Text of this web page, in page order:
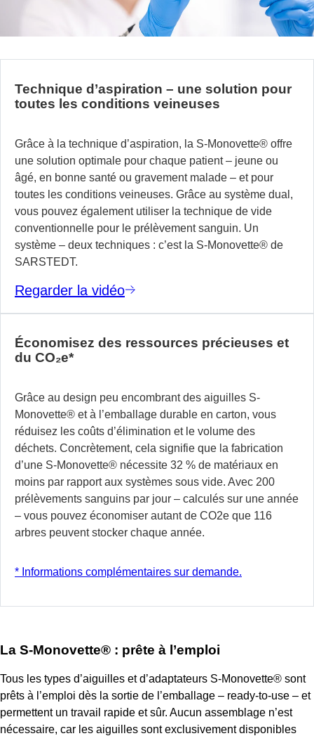
Technique d’aspiration – une solution pour
toutes les conditions veineuses
Grâce à la technique d’aspiration, la S-Monovette® offre
une solution optimale pour chaque patient – jeune ou
âgé, en bonne santé ou gravement malade – et pour
toutes les conditions veineuses. Grâce au système dual,
vous pouvez également utiliser la technique de vide
conventionnelle pour le prélèvement sanguin. Un
système – deux techniques : c’est la S-Monovette® de
SARSTEDT.
Regarder la vidéo
Économisez des ressources précieuses et
du CO₂e*
Grâce au design peu encombrant des aiguilles S-
Monovette® et à l’emballage durable en carton, vous
réduisez les coûts d’élimination et le volume des
déchets. Concrètement, cela signifie que la fabrication
d’une S-Monovette® nécessite 32 % de matériaux en
moins par rapport aux systèmes sous vide. Avec 200
prélèvements sanguins par jour – calculés sur une année
– vous pouvez économiser autant de CO2e que 116
arbres peuvent stocker chaque année.
* Informations complémentaires sur demande.
La S-Monovette® : prête à l’emploi
Tous les types d’aiguilles et d’adaptateurs S-Monovette® sont
prêts à l’emploi dès la sortie de l’emballage – ready-to-use – et
permettent un travail rapide et sûr. Aucun assemblage n’est
nécessaire, car les aiguilles sont exclusivement disponibles